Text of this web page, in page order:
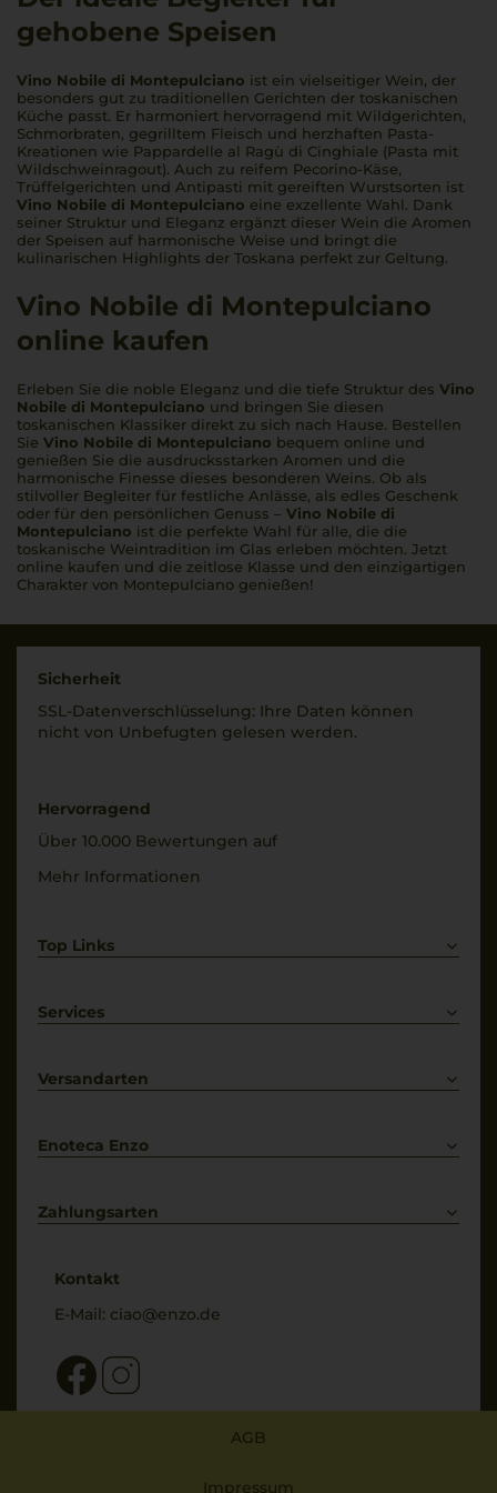
gehobene Speisen
Vino Nobile di Montepulciano ist ein vielseitiger Wein, der
besonders gut zu traditionellen Gerichten der toskanischen
Küche passt. Er harmoniert hervorragend mit Wildgerichten,
Schmorbraten, gegrilltem Fleisch und herzhaften Pasta-
Kreationen wie Pappardelle al Ragù di Cinghiale (Pasta mit
Wildschweinragout). Auch zu reifem Pecorino-Käse,
Trüffelgerichten und Antipasti mit gereiften Wurstsorten ist
Vino Nobile di Montepulciano eine exzellente Wahl. Dank
seiner Struktur und Eleganz ergänzt dieser Wein die Aromen
der Speisen auf harmonische Weise und bringt die
kulinarischen Highlights der Toskana perfekt zur Geltung.
Vino Nobile di Montepulciano
online kaufen
Erleben Sie die noble Eleganz und die tiefe Struktur des Vino
Nobile di Montepulciano und bringen Sie diesen
toskanischen Klassiker direkt zu sich nach Hause. Bestellen
Sie Vino Nobile di Montepulciano bequem online und
genießen Sie die ausdrucksstarken Aromen und die
harmonische Finesse dieses besonderen Weins. Ob als
stilvoller Begleiter für festliche Anlässe, als edles Geschenk
oder für den persönlichen Genuss – Vino Nobile di
Montepulciano ist die perfekte Wahl für alle, die die
toskanische Weintradition im Glas erleben möchten. Jetzt
online kaufen und die zeitlose Klasse und den einzigartigen
Charakter von Montepulciano genießen!
Sicherheit
SSL-Daten­verschlüs­selung: Ihre Daten können
nicht von Unbe­fugten gelesen werden.
Hervorragend
Über 10.000 Bewertungen auf
Mehr Informationen
Top Links
Weißwein
Services
Kontakt
Versandarten
Enoteca Enzo
Bewertungs-Richtlinien
Zahlungsarten
Kontakt
E-Mail: ciao@enzo.de
AGB
Impressum